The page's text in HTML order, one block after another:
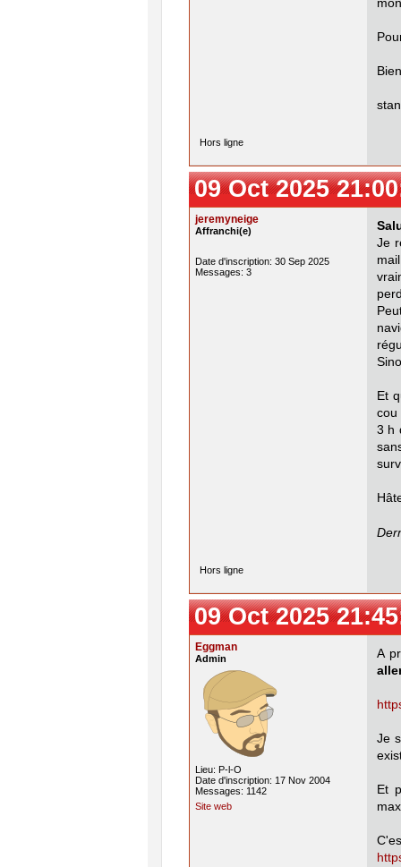
Hors ligne
09 Oct 2025
jeremyneige
Affranchi(e)
Date d'inscription: 30 Sep 2025
Messages: 3
Je
Et
cou
3 h
Hors ligne
09 Oct 2025
Eggman
Admin
Lieu: P-l-O
Date d'inscription: 17 Nov 2004
Messages: 1142
Site web
A
Je
Et